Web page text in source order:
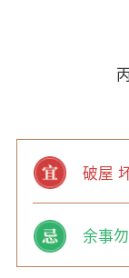
破屋
余事